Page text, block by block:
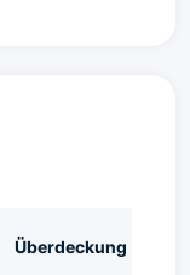
Überdeckung